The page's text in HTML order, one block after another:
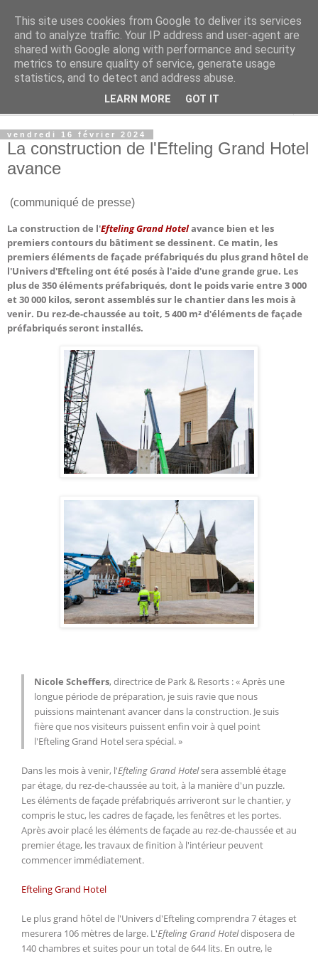
Rue Efteling
Le blog francophone non officiel dédié à Efteling
vendredi 16 février 2024
La construction de l'Efteling Grand Hotel
avance
(communiqué de presse)
La construction de l'Efteling Grand Hotelavance bien et les
premiers contours du bâtiment se dessinent. Ce matin, les
premiers éléments de façade préfabriqués du plus grand hôtel de
l'Univers d'Efteling ont été posés à l'aide d'une grande grue. Les
plus de 350 éléments préfabriqués, dont le poids varie entre 3 000
et 30 000 kilos, seront assemblés sur le chantier dans les mois à
venir. Du rez-de-chaussée au toit, 5 400 m² d'éléments de façade
préfabriqués seront installés.
Nicole Scheffers, directrice de Park & Resorts :«Après une
longue période de préparation, je suis ravie que nous
puissions maintenant avancer dans la construction. Je suis
fière que nos visiteurs puissent enfin voir à quel point
l'Efteling Grand Hotel sera spécial.»
Dans les mois à venir, l'Efteling Grand Hotelsera assemblé étage
par étage, du rez-de-chaussée au toit, à la manière d'un puzzle.
Les éléments de façade préfabriqués arriveront sur le chantier, y
compris le stuc, les cadres de façade, les fenêtres et les portes.
Après avoir placé les éléments de façade au rez-de-chaussée et au
premier étage, les travaux de finition à l'intérieur peuvent
commencer immédiatement.
Efteling Grand Hotel
Le plus grand hôtel de l'Univers d'Efteling comprendra 7 étages et
mesurera 106 mètres de large. L'Efteling Grand Hoteldisposera de
140 chambres et suites pour un total de 644 lits. En outre, le
This site uses cookies from Google to deliver its services
and to analyze traffic. Your IP address and user-agent are
shared with Google along with performance and security
metrics to ensure quality of service, generate usage
statistics, and to detect and address abuse.
LEARN MORE GOT IT